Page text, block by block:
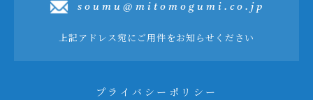
soumu@mitomogumi.co.jp
上記アドレス宛にご用件をお知らせください
プライバシーポリシー